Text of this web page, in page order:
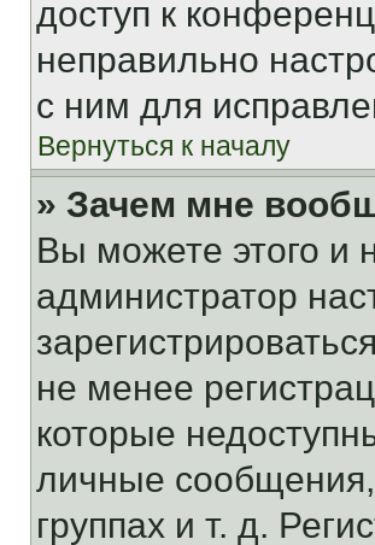
доступ к
неправильно
с ним для
Вернуться к началу
» Зачем мне
Вы можете этого и
администратор
не менее
которые
личные
группах и т. д.